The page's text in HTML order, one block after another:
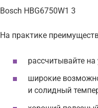
Bosch HBG6750W1 3
На практике
рассчитывайте
широкие
и солидный